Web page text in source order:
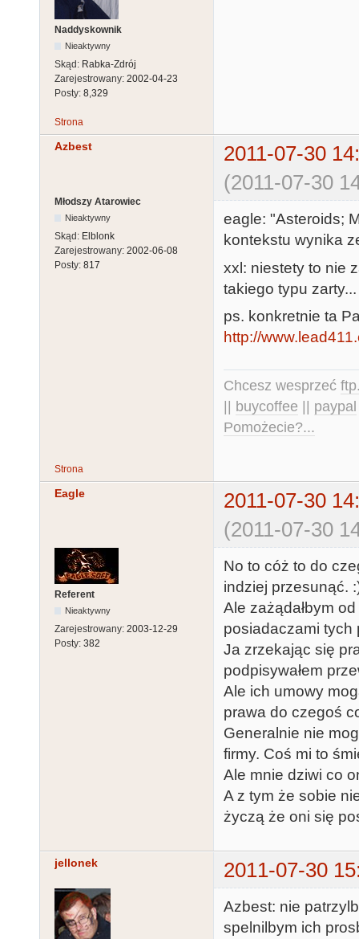
Naddyskownik
Nieaktywny
Skąd: Rabka-Zdrój
Zarejestrowany: 2002-04-23
Posty: 8,329
Strona
Azbest
2011-07-30
(2011-07-30
Młodszy Atarowiec
Nieaktywny
Skąd: Elblonk
Zarejestrowany: 2002-06-08
Posty: 817
eagle: "Asteroids;
kontekstu wynika
xxl: niestety to nie
takiego typu zarty...
ps. konkretnie ta
http://
Chcesz wesprzeć
|| buycoffee || paypal
Pomożecie?...
Strona
Eagle
2011-07-30
(2011-07-30
Referent
Nieaktywny
Zarejestrowany: 2003-12-29
Posty: 382
No to cóż to do
indziej przesunąć.
Ale zażądałbym
posiadaczami tych
Ja zrzekając się
podpisywałem
Ale ich umowy
prawa do czegoś
Generalnie nie
firmy. Coś mi to
Ale mnie dziwi co
A z tym że sobie
życzą że oni się
jellonek 2011-07-30
Azbest: nie
spelnilbym ich